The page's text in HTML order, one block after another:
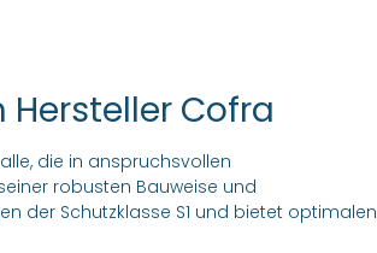
Hersteller Cofra
die in anspruchsvollen
robusten Bauweise und
der Schutzklasse S1 und bietet optimalen